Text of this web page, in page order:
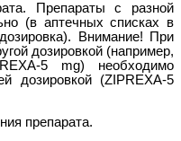
Препараты с разной
(в аптечных списках в
Внимание! При
дозировкой (например,
5 mg) необходимо
дозировкой (ZIPREXA-5
препарата.